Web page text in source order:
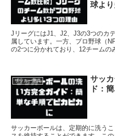
球よ
JリーグにはJ1、J2、J3の3つのカ
属しています。一方、プロ野球（
の2つに分かれており、12チームの
サッカー用具
サッ
ド：
サッカーボールは、定期的に洗う